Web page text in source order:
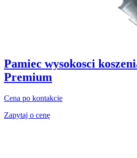
Pamiec wysokosci
Premium
Cena po kontakcie
Zapytaj o cenę